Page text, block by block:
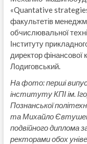
«Quantative
факультетів
обчислювальної
Інституту
директор
Лодиговський.
На фото: перші
інституту КПІ ім.
Познанської
та Михайло
подвійного диплома
ректорами обох